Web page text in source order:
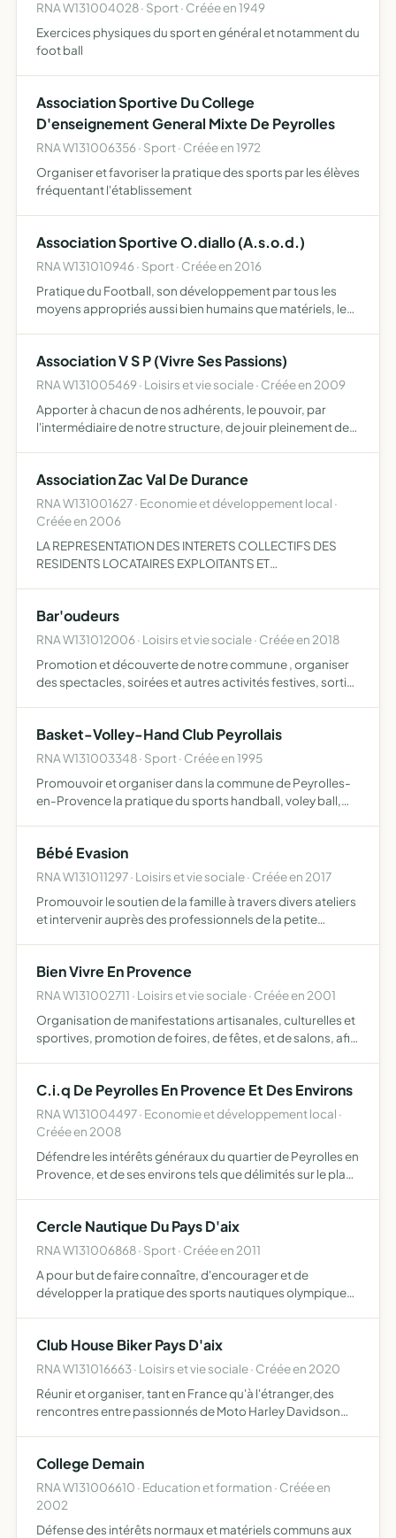
RNA W131004028 · Sport · Créée en 1949
Exercices physiques du sport en général et notamment du
foot ball
Association Sportive Du College
D'enseignement General Mixte De Peyrolles
RNA W131006356 · Sport · Créée en 1972
Organiser et favoriser la pratique des sports par les élèves
fréquentant l'établissement
Association Sportive O.diallo (A.s.o.d.)
RNA W131010946 · Sport · Créée en 2016
Pratique du Football, son développement par tous les
moyens appropriés aussi bien humains que matériels, les
Association V S P (Vivre Ses Passions)
RNA W131005469 · Loisirs et vie sociale · Créée en 2009
Apporter à chacun de nos adhérents, le pouvoir, par
l'intermédiaire de notre structure, de jouir pleinement de
Association Zac Val De Durance
RNA W131001627 · Economie et développement local ·
Créée en 2006
LA REPRESENTATION DES INTERETS COLLECTIFS DES
RESIDENTS LOCATAIRES EXPLOITANTS ET
Bar'oudeurs
RNA W131012006 · Loisirs et vie sociale · Créée en 2018
Promotion et découverte de notre commune , organiser
des spectacles, soirées et autres activités festives, sorties
Basket-Volley-Hand Club Peyrollais
RNA W131003348 · Sport · Créée en 1995
Promouvoir et organiser dans la commune de Peyrolles-
en-Provence la pratique du sports handball, voley ball,
Bébé Evasion
RNA W131011297 · Loisirs et vie sociale · Créée en 2017
Promouvoir le soutien de la famille à travers divers ateliers
et intervenir auprès des professionnels de la petite
Bien Vivre En Provence
RNA W131002711 · Loisirs et vie sociale · Créée en 2001
Organisation de manifestations artisanales, culturelles et
sportives, promotion de foires, de fêtes, et de salons, afin
C.i.q De Peyrolles En Provence Et Des Environs
RNA W131004497 · Economie et développement local ·
Créée en 2008
Défendre les intérêts généraux du quartier de Peyrolles en
Provence, et de ses environs tels que délimités sur le plan
Cercle Nautique Du Pays D'aix
RNA W131006868 · Sport · Créée en 2011
A pour but de faire connaître, d'encourager et de
développer la pratique des sports nautiques olympiques
d'orga…
Club House Biker Pays D'aix
RNA W131016663 · Loisirs et vie sociale · Créée en 2020
Réunir et organiser, tant en France qu'à l'étranger,des
rencontres entre passionnés de Moto Harley Davidson
part…
College Demain
RNA W131006610 · Education et formation · Créée en
2002
Défense des intérêts normaux et matériels communs aux